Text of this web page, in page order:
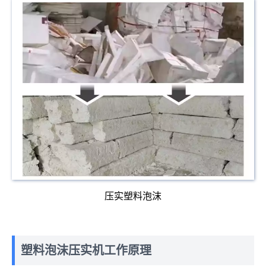
压实塑料泡沫
塑料泡沫压实机工作原理